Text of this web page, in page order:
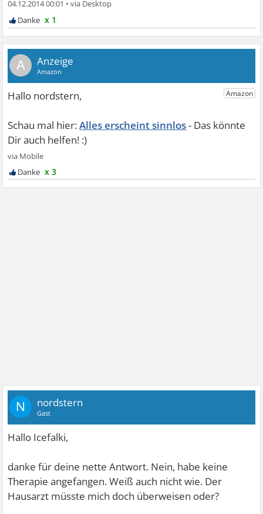
04.12.2014 00:01 •
x 1
A
Alles erscheint sinnlos
x 3
N nordstern
Gast
Hallo Icefalki,
danke für deine nette Antwort. Nein, habe keine
Therapie angefangen. Weiß auch nicht wie. Der
Hausarzt müsste mich doch überweisen oder?